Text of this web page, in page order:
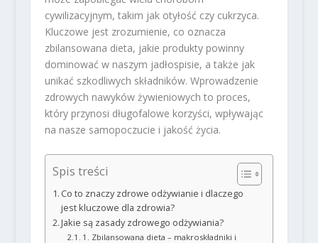
cywilizacyjnym, takim jak otyłość czy cukrzyca.
Kluczowe jest zrozumienie, co oznacza
zbilansowana dieta, jakie produkty powinny
dominować w naszym jadłospisie, a także jak
unikać szkodliwych składników. Wprowadzenie
zdrowych nawyków żywieniowych to proces,
który przynosi długofalowe korzyści, wpływając
na nasze samopoczucie i jakość życia.
Spis treści
Co to znaczy zdrowe odżywianie i dlaczego
jest kluczowe dla zdrowia?
Jakie są zasady zdrowego odżywiania?
1. Zbilansowana dieta – makroskładniki i